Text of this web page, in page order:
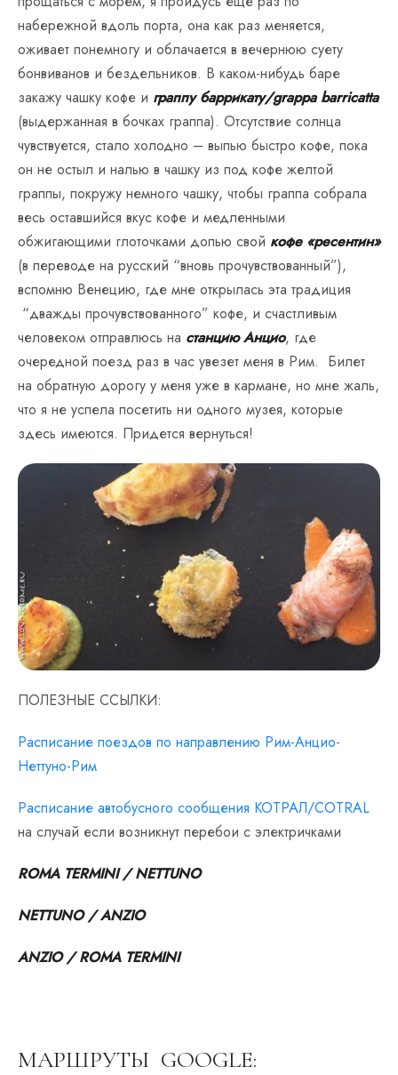
набережной вдоль порта, она как раз меняется,
оживает понемногу и облачается в вечернюю суету
бонвиванов и бездельников. В каком-нибудь баре
закажу чашку кофе и граппу баррикату/grappa barricatta
(выдержанная в бочках граппа). Отсутствие солнца
чувствуется, стало холодно – выпью быстро кофе, пока
он не остыл и налью в чашку из под кофе желтой
граппы, покружу немного чашку, чтобы граппа собрала
весь оставшийся вкус кофе и медленными
обжигающими глоточками допью свой кофе «ресентин»
(в переводе на русский “вновь прочувствованный”),
вспомню Венецию, где мне открылась эта традиция
“дважды прочувствованного” кофе, и счастливым
человеком отправлюсь на станцию Анцио, где
очередной поезд раз в час увезет меня в Рим. Билет
на обратную дорогу у меня уже в кармане, но мне жаль,
что я не успела посетить ни одного музея, которые
здесь имеются. Придется вернуться!
ПОЛЕЗНЫЕ ССЫЛКИ:
Расписание поездов по направлению Рим-Анцио-
Неттуно-Рим
Расписание автобусного сообщения КОТРАЛ/COTRAL
на случай если возникнут перебои с электричками
ROMA TERMINI / NETTUNO
NETTUNO / ANZIO
ANZIO / ROMA TERMINI
МАРШРУТЫ GOOGLE: